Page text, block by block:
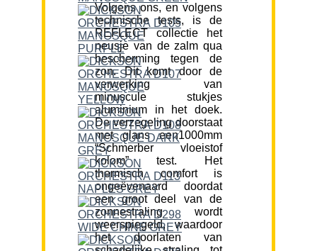
Volgens ons, en volgens
technische tests, is de
REFLECT collectie het
neusje van de zalm qua
bescherming tegen de
zon. Dit komt door de
verwerking van
minuscule stukjes
aluminium in het doek.
De verzegeling doorstaat
met glans een1000mm
“Schmerber vloeistof
kolom” test. Het
thermisch comfort is
ongeëvenaard doordat
een groot deel van de
zonnestraling wordt
weerspiegeld, waardoor
het doorlaten van